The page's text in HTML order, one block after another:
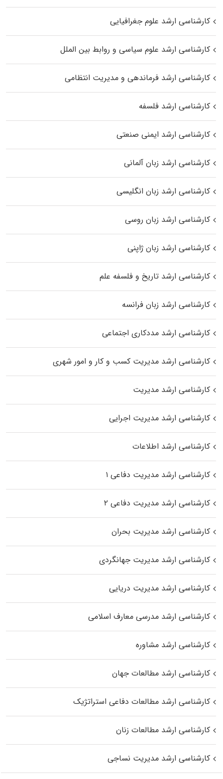
کارشناسی ارشد علوم جغرافیایی
کارشناسی ارشد علوم سیاسی و روابط بین الملل
کارشناسی ارشد فرماندهی و مدیریت انتظامی
کارشناسی ارشد فلسفه
کارشناسی ارشد ایمنی صنعتی
کارشناسی ارشد زبان آلمانی
کارشناسی ارشد زبان انگلیسی
کارشناسی ارشد زبان روسی
کارشناسی ارشد زبان ژاپنی
کارشناسی ارشد تاریخ و فلسفه علم
کارشناسی ارشد زبان فرانسه
کارشناسی ارشد مددکاری اجتماعی
کارشناسی ارشد مدیریت کسب و کار و امور شهری
کارشناسی ارشد مدیریت
کارشناسی ارشد مدیریت اجرایی
کارشناسی ارشد اطلاعات
کارشناسی ارشد مدیریت دفاعی ۱
کارشناسی ارشد مدیریت دفاعی ۲
کارشناسی ارشد مدیریت بحران
کارشناسی ارشد مدیریت جهانگردی
کارشناسی ارشد مدیریت دریایی
کارشناسی ارشد مدرسی معارف اسلامی
کارشناسی ارشد مشاوره
کارشناسی ارشد مطالعات جهان
کارشناسی ارشد مطالعات دفاعی استراتژیک
کارشناسی ارشد مطالعات زنان
کارشناسی ارشد مدیریت نساجی